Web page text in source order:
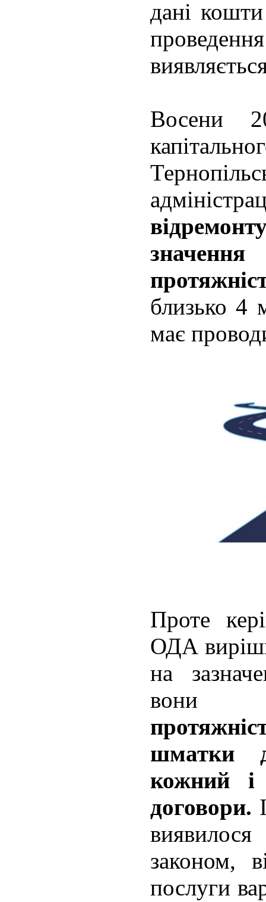
дані
Восени
близько 4
має
Проте
ОДА
на
шматки
кожний
договори.
законом,
послуги